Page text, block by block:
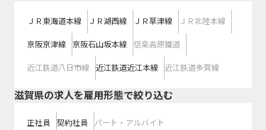
ＪＲ東海道本線 ＪＲ湖西線 ＪＲ草津線 ＪＲ北陸本線
京阪京津線 京阪石山坂本線 信楽高原鐵道
近江鉄道八日市線 近江鉄道近江本線 近江鉄道多賀線
滋賀県の求人を雇用形態で絞り込む
正社員 契約社員 パート・アルバイト